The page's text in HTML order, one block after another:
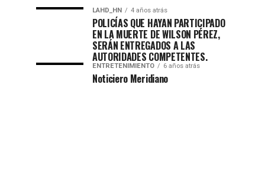
LAHD_HN 4 años atrás
POLICÍAS QUE HAYAN PARTICIPADO
EN LA MUERTE DE WILSON PÉREZ,
SERÁN ENTREGADOS A LAS
AUTORIDADES COMPETENTES.
ENTRETENIMIENTO 6 años atrás
Noticiero Meridiano